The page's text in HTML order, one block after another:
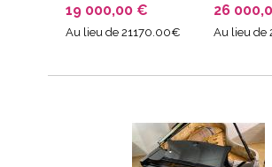
19 000,00 €
Au lieu de 21170.00€
26
Au lieu